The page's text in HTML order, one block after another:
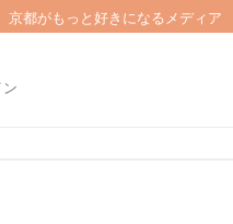
京都がもっと好きになるメディア
ン